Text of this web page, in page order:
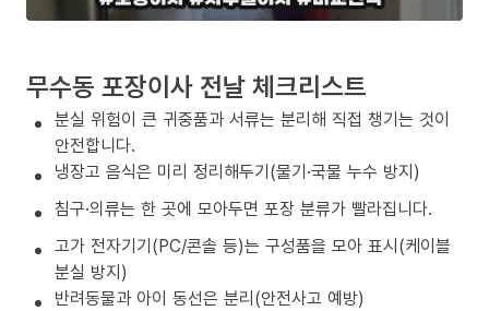
무수동 포장이사 전날 체크리스트
분실 위험이 큰 귀중품과 서류는 분리해 직접 챙기는 것이
안전합니다.
냉장고 음식은 미리 정리해두기(물기·국물 누수 방지)
침구·의류는 한 곳에 모아두면 포장 분류가 빨라집니다.
고가 전자기기(PC/콘솔 등)는 구성품을 모아 표시(케이블
분실 방지)
반려동물과 아이 동선은 분리(안전사고 예방)